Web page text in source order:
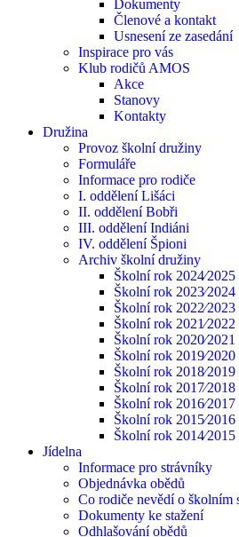
Dokumenty
Členové a kontakt
Usnesení ze zasedání
Inspirace pro vás
Klub rodičů AMOS
Akce
Stanovy
Kontakty
Družina
Provoz školní družiny
Formuláře
Informace pro rodiče
I. oddělení Lišáci
II. oddělení Bobři
III. oddělení Indiáni
IV. oddělení Špioni
Archiv školní družiny
Školní rok 2024⁄2025
Školní rok 2023⁄2024
Školní rok 2022⁄2023
Školní rok 2021⁄2022
Školní rok 2020⁄2021
Školní rok 2019⁄2020
Školní rok 2018⁄2019
Školní rok 2017⁄2018
Školní rok 2016⁄2017
Školní rok 2015⁄2016
Školní rok 2014⁄2015
Jídelna
Informace pro strávníky
Objednávka obědů
Co rodiče nevědí o školním
Dokumenty ke stažení
Odhlašování obědů